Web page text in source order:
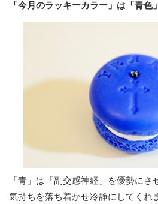
「今月のラッキーカラー」は「青色
「青」は「副交感神経」を優勢にさ
気持ちを落ち着かせ冷静にしてくれ